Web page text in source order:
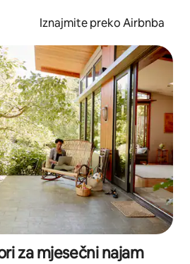
Iznajmite preko Airbnba
za mjesečni najam